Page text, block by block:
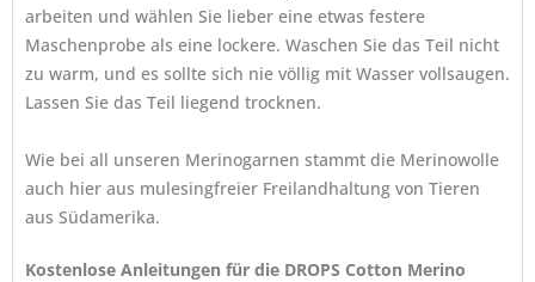
arbeiten und wählen Sie lieber eine etwas festere
Maschenprobe als eine lockere. Waschen Sie das Teil nicht
zu warm, und es sollte sich nie völlig mit Wasser vollsaugen.
Lassen Sie das Teil liegend trocknen.
Wie bei all unseren Merinogarnen stammt die Merinowolle
auch hier aus mulesingfreier Freilandhaltung von Tieren
aus Südamerika.
Kostenlose Anleitungen für die DROPS Cotton Merino